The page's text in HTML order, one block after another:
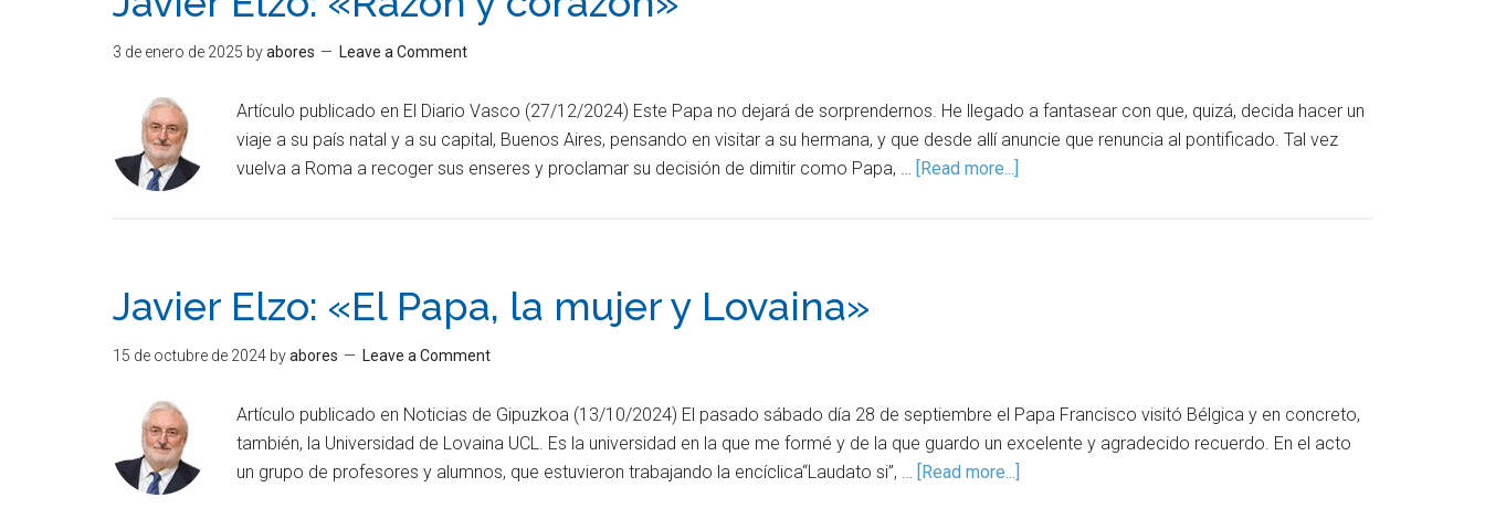
3 de enero de 2025 byabores Leave a Comment
Artículo publicado en El Diario Vasco (27/12/2024) Este Papa no dejará de sorprendernos. He llegado a fantasear con que, quizá, decida hacer un
viaje a su país natal y a su capital, Buenos Aires, pensando en visitar a su hermana, y que desde allí anuncie que renuncia al pontificado. Tal vez
vuelva a Roma a recoger sus enseres y proclamar su decisión de dimitir como Papa, … [Read more...]
Javier Elzo: «El Papa, la mujer y Lovaina»
15 de octubre de 2024 byabores Leave a Comment
Artículo publicado en Noticias de Gipuzkoa (13/10/2024) El pasado sábado día 28 de septiembre el Papa Francisco visitó Bélgica y en concreto,
también, la Universidad de Lovaina UCL. Es la universidad en la que me formé y de la que guardo un excelente y agradecido recuerdo. En el acto
un grupo de profesores y alumnos, que estuvieron trabajando la encíclica“Laudato si”, … [Read more...]